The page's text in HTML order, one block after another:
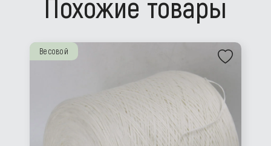
Весовой